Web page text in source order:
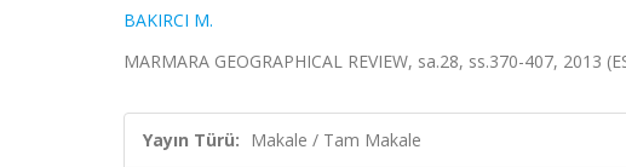
BAKIRCI M.
MARMARA GEOGRAPHICAL REVIEW, sa.28, ss.370-407, 2013
Yayın Türü: Makale / Tam Makale